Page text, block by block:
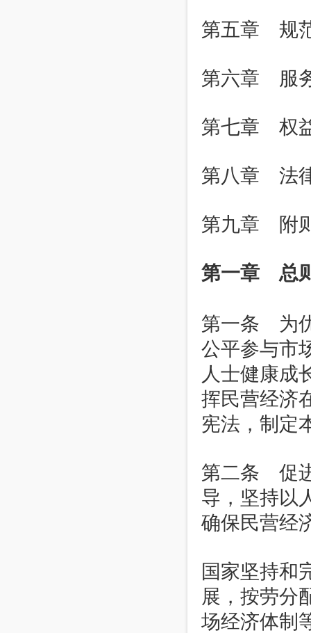
第五章 规
第六章 服
第七章 权
第八章 法
第九章 附
第一章 总
第一条 为
公平参与市
人士健康成
挥民营经济
宪法，制定
第二条 促
导，坚持以
确保民营经
国家坚持和
展，按劳分
场经济体制